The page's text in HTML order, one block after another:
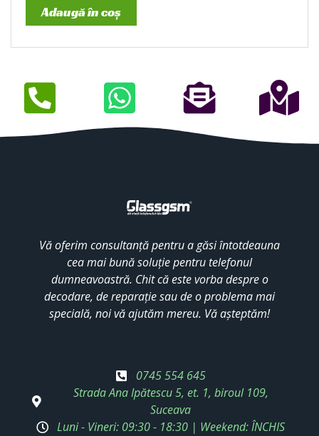
Adaugă în coș
Vă oferim consultanță pentru a găsi întotdeauna
cea mai bună soluție pentru telefonul
dumneavoastră. Chit că este vorba despre o
decodare, de reparație sau de o problema mai
specială, noi vă ajutăm mereu. Vă așteptăm!
0745 554 645
Strada Ana Ipătescu 5, et. 1, biroul 109,
Suceava
Luni - Vineri: 09:30 - 18:30 | Weekend: ÎNCHIS